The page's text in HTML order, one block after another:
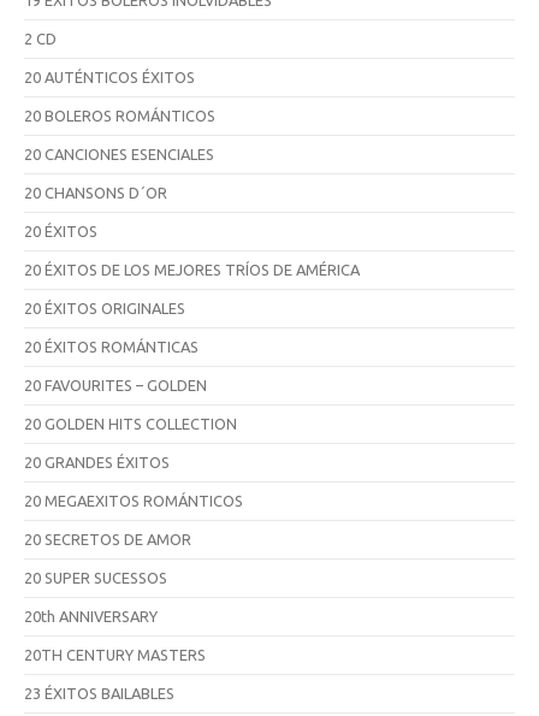
2 CD
20 AUTÉNTICOS ÉXITOS
20 BOLEROS ROMÁNTICOS
20 CANCIONES ESENCIALES
20 CHANSONS D´OR
20 ÉXITOS
20 ÉXITOS DE LOS MEJORES TRÍOS DE AMÉRICA
20 ÉXITOS ORIGINALES
20 ÉXITOS ROMÁNTICAS
20 FAVOURITES – GOLDEN
20 GOLDEN HITS COLLECTION
20 GRANDES ÉXITOS
20 MEGAEXITOS ROMÁNTICOS
20 SECRETOS DE AMOR
20 SUPER SUCESSOS
20th ANNIVERSARY
20TH CENTURY MASTERS
23 ÉXITOS BAILABLES